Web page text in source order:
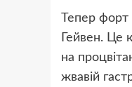
Тепер форт
Гейвен. Це
на
жвавій